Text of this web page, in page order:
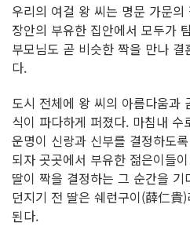
우리의 여걸 왕 씨는 명문 가문
장안의 부유한 집안에서 모두가
부모님도 곧 비슷한 짝을 만나
다.
도시 전체에 왕 씨의 아름다움과
식이 파다하게 퍼졌다. 마침내
운명이 신랑과 신부를 결정하도
되자 곳곳에서 부유한 젊은이들
딸이 짝을 결정하는 그 순간을
던지기 전 딸은 쉐런구이(薛仁貴
된다.